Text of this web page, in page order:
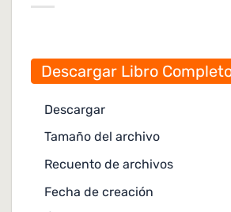
Descargar Libro
Descargar
Tamaño del archivo
Recuento de archivos
Fecha de creación